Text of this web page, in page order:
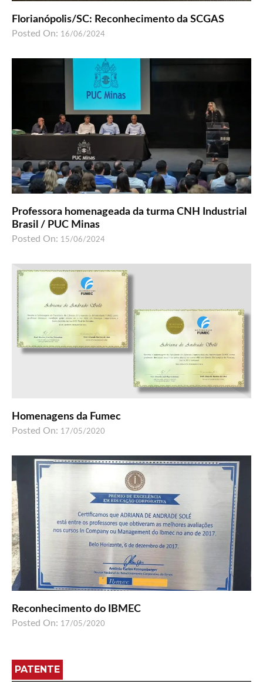
Florianópolis/SC: Reconhecimento da SCGAS
Posted On: 16/06/2024
Professora homenageada da turma CNH Industrial
Brasil / PUC Minas
Posted On: 15/06/2024
Homenagens da Fumec
Posted On: 17/05/2020
Reconhecimento do IBMEC
Posted On: 17/05/2020
PATENTE